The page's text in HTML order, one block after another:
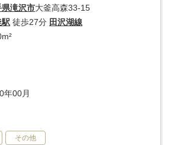
県滝沢市大釜高森33-15
駅 徒歩27分 田沢湖線
年00月
その他